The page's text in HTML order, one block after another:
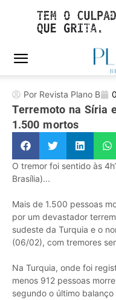
Por Revista Plano B
Terremoto na Síria
1.500 mortos
O tremor foi sentido às
Brasília)...
Mais de 1.500 pessoas
por um devastador
sudeste da Turquia e o
(06/02), com tremores
Na Turquia, onde foi
menos 912 pessoas
segundo o último